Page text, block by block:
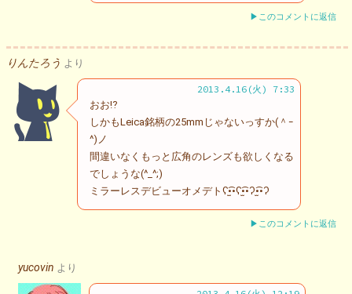
▶このコメントに返信
りんたろう より
2013.4.16(火) 7:33
おお⁉
しかもLeica銘柄の25mmじゃないっすか(＾ｰ
^)ノ
間違いなくもっと広角のレンズも欲しくなる
でしょうな(^_^;)
ミラーレスデビューオメデトʕ•̫͡•ʕ•̫͡•ʔ•̫͡•ʔ
▶このコメントに返信
yucovin より